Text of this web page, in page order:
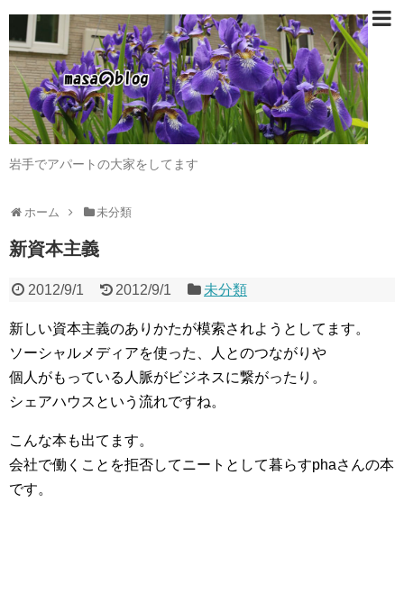
岩手でアパートの大家をしてます
ホーム 未分類
新資本主義
2012/9/1 2012/9/1 未分類
新しい資本主義のありかたが模索されようとしてます。
ソーシャルメディアを使った、人とのつながりや
個人がもっている人脈がビジネスに繋がったり。
シェアハウスという流れですね。
こんな本も出てます。
会社で働くことを拒否してニートとして暮らすphaさんの本
です。